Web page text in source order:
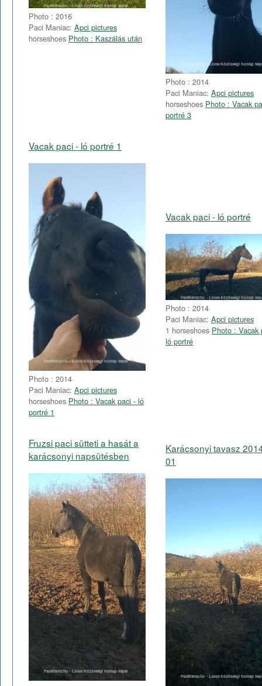
Photo : 2016
Paci Maniac: Apci pictures
horseshoes Photo : Kaszálás után
Photo : 2014
Paci Maniac: Apci pictures
horseshoes Photo : Vacak
portré 3
Vacak paci - ló portré 1
Photo : 2014
Paci Maniac: Apci pictures
horseshoes Photo : Vacak paci - ló
portré 1
Vacak paci - ló portré
Photo : 2014
Paci Maniac: Apci pictures
1 horseshoes Photo : Vacak
ló portré
Fruzsi paci sütteti a hasát a
karácsonyi napsütésben
Karácsonyi tavasz
01